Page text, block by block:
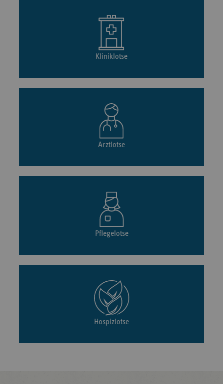
Kliniklotse
Arztlotse
Pflegelotse
Hospizlotse